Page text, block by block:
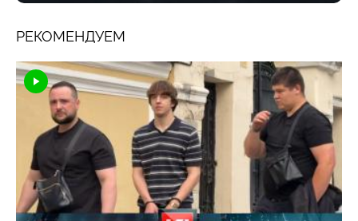
РЕКОМЕНДУЕМ